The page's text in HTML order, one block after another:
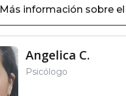
Más información sobre
Angelica C.
Psicólogo